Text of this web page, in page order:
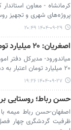
کرمانشاه - معاون
پروژه‌های شهری و تجهیز
۱۴۰۴-۰۹-۲۹ ۲۰:۴۹
اصغریان: ۲۰ میلیارد تومان اعتبار به دهیاری‌های میاندورود داده شد
میاندورود- مدیرکل دفتر
۲۰ میلیارد تومان اعتبار به دهیاری‌های شهرستان میاندورود کمک شد.
۱۴۰۴-۰۹-۲۷ ۱۹:۲۶
حسن رباط؛ روستایی
اصفهان-حسن رباط میمه
ظرفیت گردشگری چهار